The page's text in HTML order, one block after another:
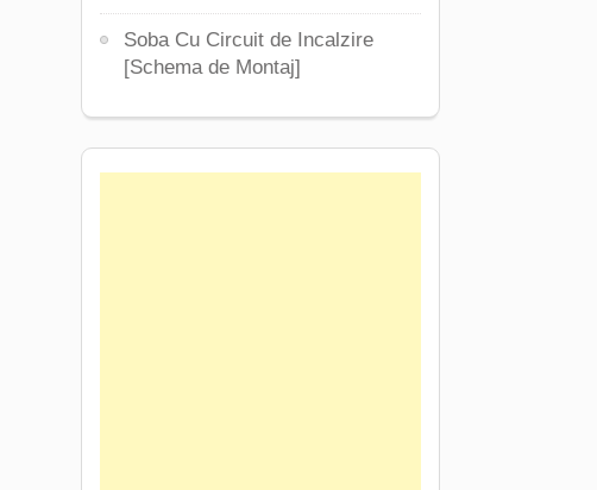
Soba Cu Circuit de Incalzire
[Schema de Montaj]